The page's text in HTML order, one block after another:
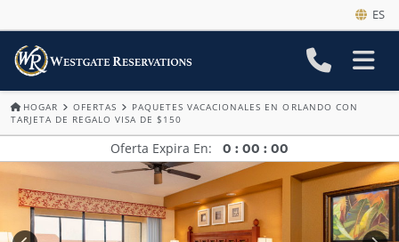
ES
HOGAR OFERTAS
PAQUETES VACACIONALES EN ORLANDO CON
TARJETA DE REGALO VISA DE $150
Oferta Expira En 0 : 00 : 00